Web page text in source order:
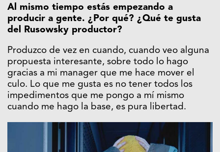
Al mismo tiempo estás empezando a
producir a gente. ¿Por qué? ¿Qué te gusta
del Rusowsky productor?
Produzco de vez en cuando, cuando veo alguna
propuesta interesante, sobre todo lo hago
gracias a mi manager que me hace mover el
culo. Lo que me gusta es no tener todos los
impedimentos que me pongo a mí mismo
cuando me hago la base, es pura libertad.